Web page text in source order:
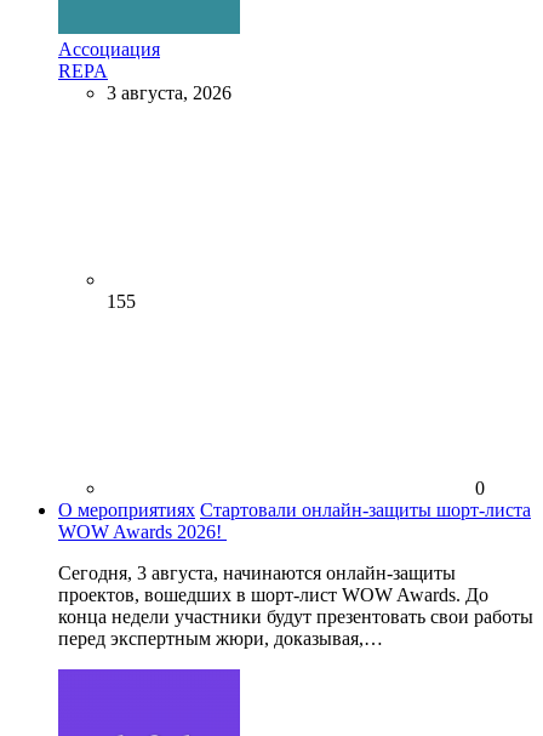
Ассоциация
REPA
3 августа, 2026
155
0
О мероприятиях Стартовали онлайн-защиты шорт-листа
WOW Awards 2026!
Сегодня, 3 августа, начинаются онлайн-защиты
проектов, вошедших в шорт-лист WOW Awards. До
конца недели участники будут презентовать свои работы
перед экспертным жюри, доказывая,…